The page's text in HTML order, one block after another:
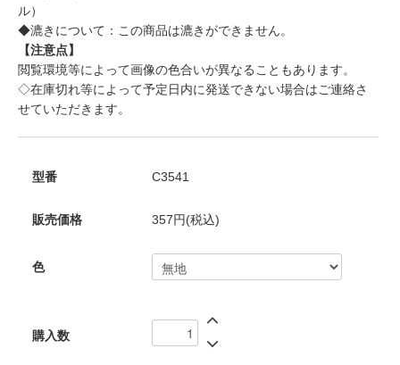
ル）
◆漉きについて：この商品は漉きができません。
【注意点】
閲覧環境等によって画像の色合いが異なることもあります。
◇在庫切れ等によって予定日内に発送できない場合はご連絡さ
せていただきます。
型番 C3541
販売価格 357円(税込)
色
購入数